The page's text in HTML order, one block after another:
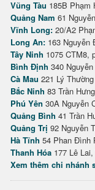
Vũng Tàu 185B Phạm
Quảng Nam 61
Vĩnh Long: 20/A2
Long An: 163 Nguyễn
Tây Ninh 1075 CTM8,
Bình Định 340
Cà Mau 221 Lý
Bắc Ninh 83 Trần
Phú Yên 30A Nguyễn
Quảng Bình 41 Trần
Quảng Trị 92 Nguyễn
Hà Tĩnh 54 Phan Đình
Thanh Hóa 177 Lê
Xem thêm chi nhánh